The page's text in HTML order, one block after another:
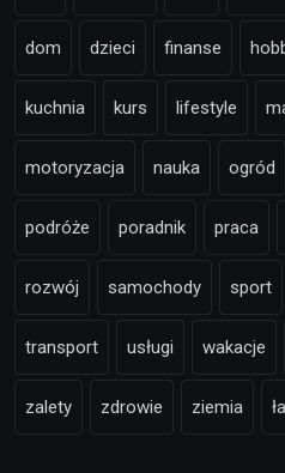
dom dzieci finanse
kuchnia kurs lifestyle
motoryzacja nauka ogród
podróże poradnik praca
rozwój samochody sport
transport usługi wakacje
zalety zdrowie ziemia